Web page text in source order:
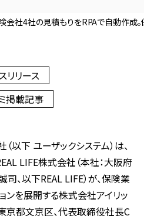
会社4社の見積もりをRPAで自動作成
リリース
掲載記事
以下 ユーザックシステム）は、
LIFE株式会社（本社：大阪府
、以下REAL LIFE）が、保険業
ンを展開する株式会社アイリッ
京都文京区、代表取締役社長C